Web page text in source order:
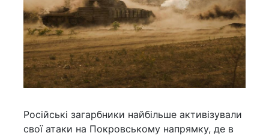
Російські загарбники найбільше активізували
свої атаки на Покровському напрямку, де в